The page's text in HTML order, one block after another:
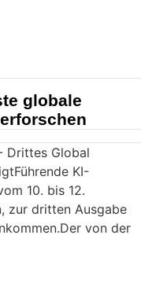
globale
Drittes Global
KI-
10. bis 12.
zur dritten Ausgabe
von der